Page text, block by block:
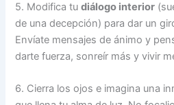
5. Modifica tudiálogo interior
de una decepción) para dar un
Envíate mensajes de ánimo y
darte fuerza, sonreír más y vivir
6. Cierra los ojos e imagina una